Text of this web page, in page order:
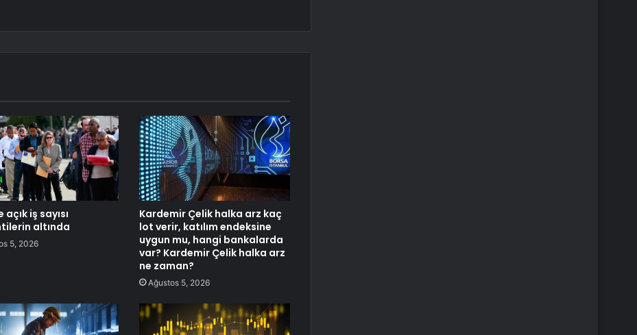
açık iş sayısı
altında
5, 2026
Kardemir Çelik halka arz kaç
lot verir, katılım endeksine
uygun mu, hangi bankalarda
var? Kardemir Çelik halka arz
ne zaman?
Ağustos 5, 2026